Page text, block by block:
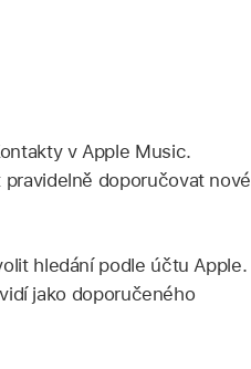
v Apple Music.
doporučovat nové
hledání podle účtu Apple.
jako doporučeného